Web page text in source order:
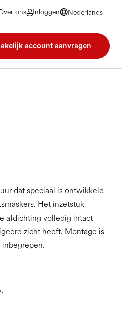
ons Inloggen
Nederlands
Nederlands
Nederlands
account aanvragen
dat speciaal is ontwikkeld
Het inzetstuk
afdichting volledig intact
zicht heeft. Montage is